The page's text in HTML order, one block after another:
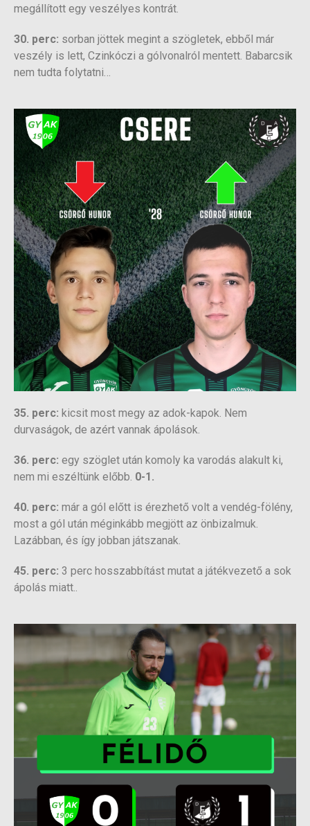
megállított egy veszélyes kontrát.
30. perc: sorban jöttek megint a szögletek, ebből már
veszély is lett, Czinkóczi a gólvonalról mentett. Babarcsik
nem tudta folytatni…
35. perc: kicsit most megy az adok-kapok. Nem
durvaságok, de azért vannak ápolások.
36. perc: egy szöglet után komoly ka varodás alakult ki,
nem mi eszéltünk előbb. 0-1.
40. perc: már a gól előtt is érezhető volt a vendég-fölény,
most a gól után méginkább megjött az önbizalmuk.
Lazábban, és így jobban játszanak.
45. perc: 3 perc hosszabbítást mutat a játékvezető a sok
ápolás miatt..